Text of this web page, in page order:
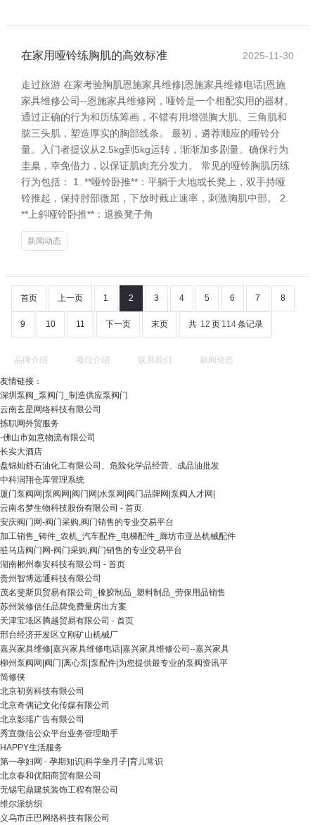
在家用哑铃练胸肌的高效标准 2025-11-30
走过旅游 在家考验胸肌恩施家具维修|恩施家具维修电话|恩施
家具维修公司--恩施家具维修网，哑铃是一个相配实用的器材。
通过正确的行为和历练筹画，不错有用增强胸大肌、三角肌和
肱三头肌，塑造厚实的胸部线条。 最初，遴荐顺应的哑铃分
量。入门者提议从2.5kg到5kg运转，渐渐加多剧量。确保行为
圭臬，幸免借力，以保证肌肉充分发力。 常见的哑铃胸肌历练
行为包括： 1. **哑铃卧推**：平躺于大地或长凳上，双手持哑
铃推起，保持肘部微屈，下放时截止速率，刺激胸肌中部。 2.
**上斜哑铃卧推**：退换凳子角
新闻动态
首页 上一页 1 2 3 4 5 6 7 8
9 10 11 下一页 末页 共 12 页 114条记录
品牌介绍 项目介绍 联系我们 新闻动态
友情链接：
深圳泵阀_泵阀门_制造供应泵阀门
云南玄星网络科技有限公司
拣职网外贸服务
-佛山市如意物流有限公司
长实大酒店
盘锦灿舒石油化工有限公司、危险化学品经营、成品油批发
中科润翔仓库管理系统
厦门泵阀网|泵阀网|阀门网|水泵网|阀门品牌网|泵阀人才网|
云南名梦生物科技股份有限公司 - 首页
安庆阀门网-阀门采购,阀门销售的专业交易平台
加工销售_铸件_农机_汽车配件_电梯配件_廊坊市亚丛机械配件
驻马店阀门网-阀门采购,阀门销售的专业交易平台
湖南郴州泰安科技有限公司 - 首页
贵州智博远通科技有限公司
茂名斐斯贝贸易有限公司_橡胶制品_塑料制品_劳保用品销售
苏州装修信任品牌免费量房出方案
天津宝坻区腾越贸易有限公司 - 首页
邢台经济开发区立刚矿山机械厂
嘉兴家具维修|嘉兴家具维修电话|嘉兴家具维修公司--嘉兴家具
柳州泵阀网|阀门|离心泵|泵配件|为您提供最专业的泵阀资讯平
简修侠
北京初剪科技有限公司
北京奇偶记文化传媒有限公司
北京影瑶广告有限公司
秀宣微信公众平台业务管理助手
HAPPY生活服务
第一孕妇网 - 孕期知识|科学坐月子|育儿常识
北京春和优阳商贸有限公司
无锡宅鼎建筑装饰工程有限公司
维尔派纺织
义乌市庄巴网络科技有限公司